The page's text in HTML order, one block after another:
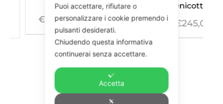
€ 520,00 €195,00
Fenicottero
€245,00
Puoi accettare, rifiutare o
personalizzare i cookie premendo i
pulsanti desiderati.
Chiudendo questa informativa
continuerai senza accettare.
Accetta